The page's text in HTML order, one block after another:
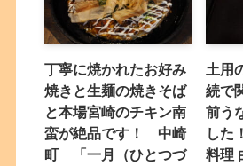
丁寧に焼かれたお好み
焼きと生麺の焼きそば
と本場宮崎のチキン南
蛮が絶品です！ 中崎
町 「一月（ひとつづ
土用
続で
前う
した
料理